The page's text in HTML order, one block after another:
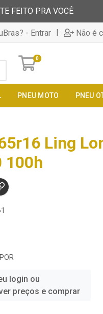
FEITO PRA VOCÊ
- Entrar | Não é
0
PNEU MOTO PNEU
Ling
100h
login ou
preços e comprar